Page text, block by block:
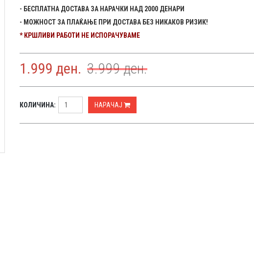
- БЕСПЛАТНА ДОСТАВА ЗА НАРАЧКИ НАД 2000 ДЕНАРИ
- МОЖНОСТ ЗА ПЛАЌАЊЕ ПРИ ДОСТАВА БЕЗ НИКАКОВ РИЗИК!
* КРШЛИВИ РАБОТИ НЕ ИСПОРАЧУВАМЕ
1.999 ден. 3.999ден.
КОЛИЧИНА: НАРАЧАЈ